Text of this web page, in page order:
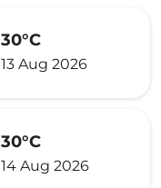
30°C
13 Aug 2026
30°C
14 Aug 2026